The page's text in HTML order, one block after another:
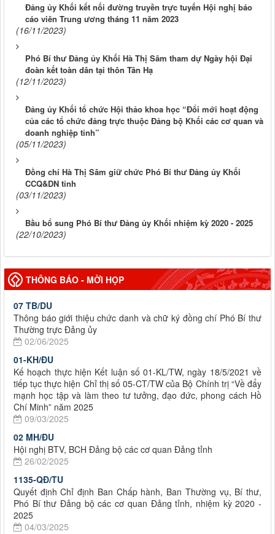
Đảng ủy Khối kết nối đường truyền trực tuyến Hội nghị báo
cáo viên Trung ương tháng 11 năm 2023
(16/11/2023)
Phó Bí thư Đảng ủy Khối Hà Thị Sâm tham dự Ngày hội Đại
đoàn kết toàn dân tại thôn Tân Hạ
(12/11/2023)
Đảng ủy Khối tổ chức Hội thảo khoa học “Đổi mới hoạt động
của các tổ chức đảng trực thuộc Đảng bộ Khối các cơ quan và
doanh nghiệp tỉnh”
(05/11/2023)
Đồng chí Hà Thị Sâm giữ chức Phó Bí thư Đảng ủy Khối
CCQ&DN tỉnh
(03/11/2023)
Bầu bổ sung Phó Bí thư Đảng ủy Khối nhiệm kỳ 2020 - 2025
(22/10/2023)
THÔNG BÁO - MỜI HỌP
07 TB/DU
Thông báo giới thiệu chức danh và chữ ký đồng chí Phó Bí thư
Thường trực Đảng ủy
02/06/2025
01-KH/ĐU
Kế hoạch thực hiện Kết luận số 01-KL/TW, ngày 18/5/2021 về
tiếp tục thực hiện Chỉ thị số 05-CT/TW của Bộ Chính trị “Về đẩy
mạnh học tập và làm theo tư tưởng, đạo đức, phong cách Hồ
Chí Minh” năm 2025
09/03/2025
02 MH/ĐU
Hội nghị BTV, BCH Đảng bộ các cơ quan Đảng tỉnh
26/02/2025
1135-QĐ/TU
Quyết định Chỉ định Ban Chấp hành, Ban Thường vụ, Bí thư,
Phó Bí thư Đảng bộ các cơ quan Đảng tỉnh, nhiệm kỳ 2020 -
2025
04/03/2025